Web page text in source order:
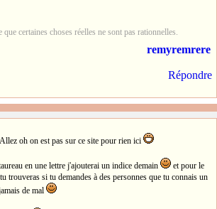
que certaines choses réelles ne sont pas rationnelles.
remyremrere
Répondre
oh on est pas sur ce site pour rien ici
en une lettre j'ajouterai un indice demain
et pour le
trouveras si tu demandes à des personnes que tu connais un
de mal